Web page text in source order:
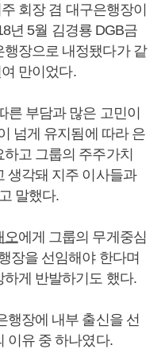
회장 겸 대구은행장이
년 5월 김경룡 DGB금
장으로 내정됐다가 같
만이었다.
른 부담과 많은 고민이
넘게 유지됨에 따라 은
고 그룹의 주주가치
생각돼 지주 이사들과
말했다.
오에게 그룹의 무게중심
장을 선임해야 한다며
게 반발하기도 했다.
행장에 내부 출신을 선
이유 중 하나였다.